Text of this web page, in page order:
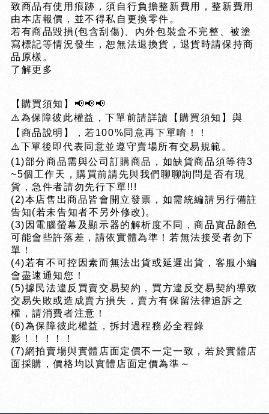
致商品有使用痕跡，須自行負擔整新費用，整新費用
由本店報價，並不得私自更換零件。
若有商品毀損(包含刮傷)、內外包裝盒不完整、被塗
寫標記等情況發生，恕無法退換貨，退貨時請保持商
品原樣。
了解更多
【購買須知】📢📢📢
⚠️為保障彼此權益，下單前請詳讀【購買須知】與
【商品說明】，若100%同意再下單唷！！
⚠️下單後即代表同意並遵守賣場所有交易規範。
(1)部分商品需與公司訂購商品，如缺貨商品須等待3
~5個工作天，購買前請先與我們聊聊詢問是否有現
貨，急件者請勿先行下單!!!
(2)本店售出商品皆會開立發票，如需統編請另行備註
告知(若未告知者不另外修改)。
(3)因電腦螢幕及顯示器的解析度不同，商品實品顏色
可能會些許落差，請依實體為準！若無法接受者勿下
單！
(4)若有不可控因素而無法出貨或延遲出貨，客服小編
會盡速通知您！
(5)據民法違反買賣交易契約，買方違反交易契約導致
交易失敗或造成賣方損失，賣方有保留法律追訴之
權，請消費者注意！
(6)為保障彼此權益，拆封過程務必全程錄
影！！！！！
(7)網拍賣場與實體店面定價不一定一致，若於實體店
面採購，價格均以實體店面定價為準～